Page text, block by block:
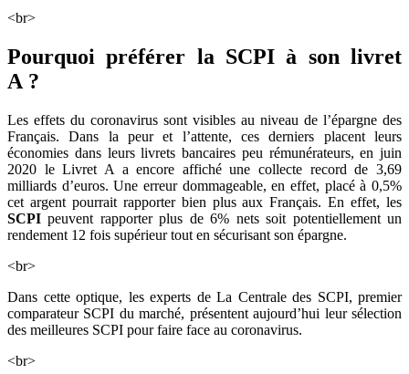
<br>
Pourquoi préférer la SCPI à son livret
A ?
Les effets du coronavirus sont visibles au niveau de l’épargne des
Français. Dans la peur et l’attente, ces derniers placent leurs
économies dans leurs livrets bancaires peu rémunérateurs, en juin
2020 le Livret A a encore affiché une collecte record de 3,69
milliards d’euros. Une erreur dommageable, en effet, placé à 0,5%
cet argent pourrait rapporter bien plus aux Français. En effet, les
SCPI peuvent rapporter plus de 6% nets soit potentiellement un
rendement 12 fois supérieur tout en sécurisant son épargne.
<br>
Dans cette optique, les experts de La Centrale des SCPI, premier
comparateur SCPI du marché, présentent aujourd’hui leur sélection
des meilleures SCPI pour faire face au coronavirus.
<br>